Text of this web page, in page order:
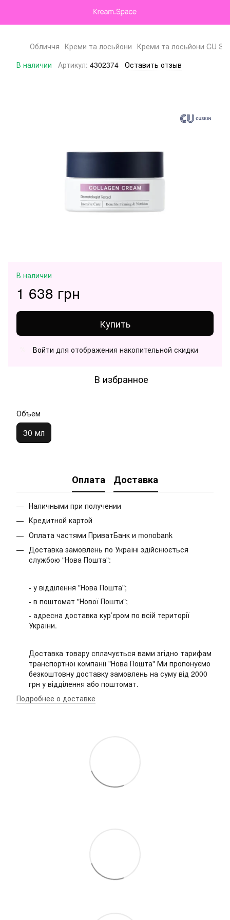
Обличчя Креми та лосьйони Креми та лосьйони CU
В наличии
Артикул: 4302374 Оставить отзыв
В наличии
1 638 грн
Купить
Войти для отображения накопительной скидки
В избранное
Объем
30 мл
Оплата Доставка
Наличными при получении
Кредитной картой
Оплата частями ПриватБанк и monobank
Доставка замовлень по Україні здійснюється
службою "Нова Пошта":
- у відділення "Нова Пошта";
- в поштомат "Нової Пошти";
- адресна доставка кур’єром по всій території
України.
Доставка товару сплачується вами згідно тарифам
транспортної компанії "Нова Пошта" Ми пропонуємо
безкоштовну доставку замовлень на суму від 2000
грн у відділення або поштомат.
Подробнее о доставке